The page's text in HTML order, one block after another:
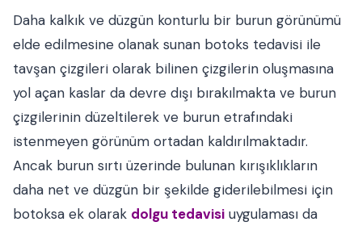
Daha kalkık ve düzgün konturlu bir burun görünümü
elde edilmesine olanak sunan botoks tedavisi ile
tavşan çizgileri olarak bilinen çizgilerin oluşmasına
yol açan kaslar da devre dışı bırakılmakta ve burun
çizgilerinin düzeltilerek ve burun etrafındaki
istenmeyen görünüm ortadan kaldırılmaktadır.
Ancak burun sırtı üzerinde bulunan kırışıklıkların
daha net ve düzgün bir şekilde giderilebilmesi için
botoksa ek olarak dolgu tedavisi uygulaması da